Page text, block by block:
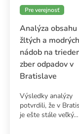
Pre verejnosť
Analýza obsahu
žltých a modrých
nádob na
zber odpadov v
Bratislave
Výsledky analýzy
potvrdili, že v
je ešte stále veľký…